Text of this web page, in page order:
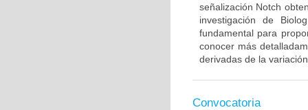
señalización Notch
investigación de
fundamental para
conocer más
derivadas de la
Convocatoria